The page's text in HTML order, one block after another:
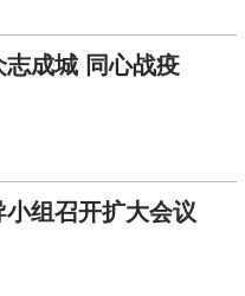
成城 同心战疫
组召开扩大会议